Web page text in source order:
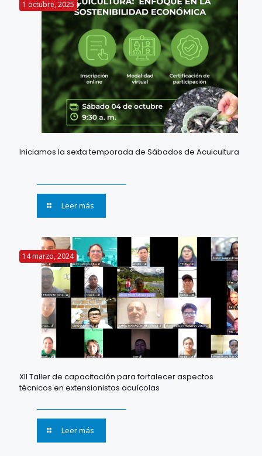
1 octubre, 2025
Iniciamos la sexta temporada de Sábados de Acuicultura
Leer más
14 marzo, 2024
XII Taller de capacitación para fortalecer aspectos
técnicos en extensionistas acuícolas
Leer más